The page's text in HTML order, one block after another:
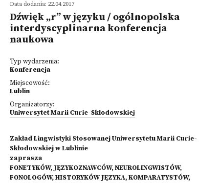
Data dodania: 22.04.2017
Dźwięk „r” w języku / ogólnopolska
interdyscyplinarna konferencja
naukowa
Typ wydarzenia:
Konferencja
Miejscowość:
Lublin
Organizatorzy:
Uniwersytet Marii Curie-Skłodowskiej
Zakład Lingwistyki Stosowanej Uniwersytetu Marii Curie-
Skłodowskiej w Lublinie
zaprasza
FONETYKÓW, JĘZYKOZNAWCÓW, NEUROLINGWISTÓW,
FONOLOGÓW, HISTORYKÓW JĘZYKA, KOMPARATYSTÓW,